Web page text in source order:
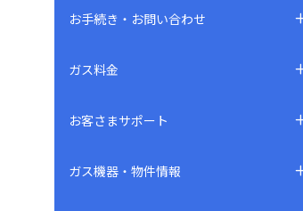
お手続き・お問い合わせ
ガス料金
お客さまサポート
ガス機器・物件情報